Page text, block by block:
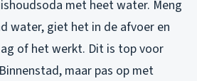
met heet water. Meng
water, giet het in de afvoer en
of het werkt. Dit is top voor
maar pas op met